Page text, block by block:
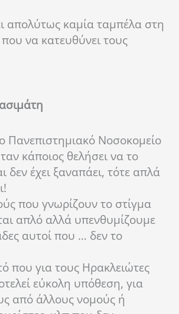
απολύτως καμία ταμπέλα στη
να κατευθύνει τους
Πανεπιστημιακό Νοσοκομείο
κάποιος θελήσει να το
δεν έχει ξαναπάει, τότε απλά
που γνωρίζουν το στίγμα
απλό αλλά υπενθυμίζουμε
αυτοί που … δεν το
που για τους Ηρακλειώτες
εύκολη υπόθεση, για
από άλλους νομούς ή